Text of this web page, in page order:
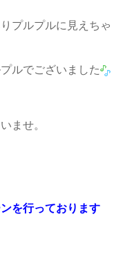
プルプルに見えちゃ
ルでございました
ませ。
っております